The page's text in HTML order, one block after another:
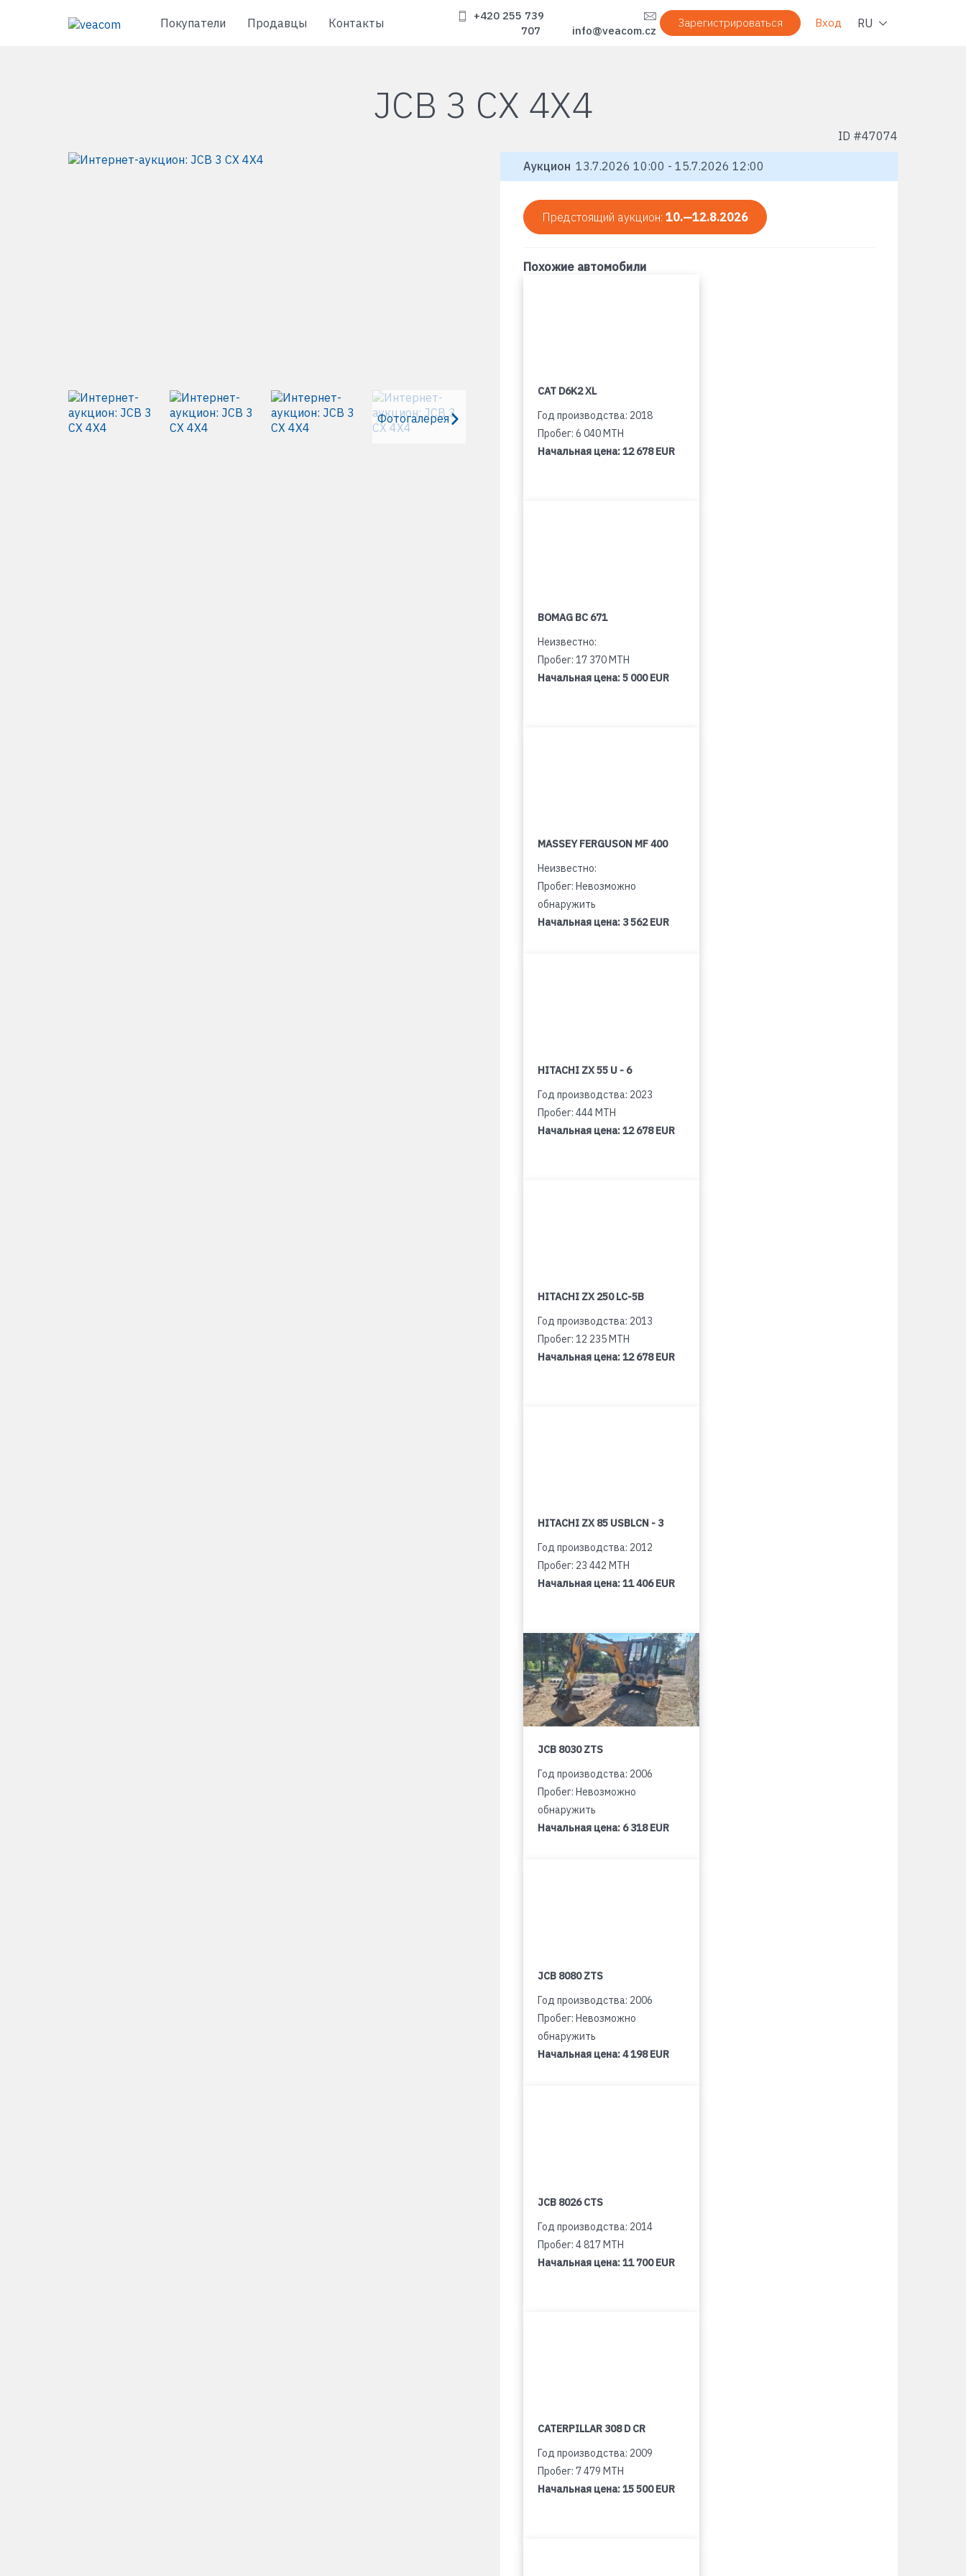
Покупатели Продавцы Контакты Зарегистрироваться Вход
+420 255 739
707
info@veacom.cz
RU
JCB 3 CX 4X4
ID #47074
Фотогалерея
Аукцион 13.7.2026 10:00 - 15.7.2026 12:00
Предстоящий аукцион: 10.—12.8.2026
Похожие автомобили
CAT D6K2 XL
Год производства: 2018
Пробег: 6 040 MTH
Начальная цена:12 678 EUR
BOMAG BC 671
Неизвестно:
Пробег: 17 370 MTH
Начальная цена:5 000 EUR
MASSEY FERGUSON MF 400
Неизвестно:
Пробег: Невозможно
обнаружить
Начальная цена: 3 562 EUR
HITACHI ZX 55 U - 6
Год производства: 2023
Пробег: 444 MTH
Начальная цена:12 678 EUR
HITACHI ZX 250 LC-5B
Год производства: 2013
Пробег: 12 235 MTH
Начальная цена:12 678 EUR
HITACHI ZX 85 USBLCN - 3
Год производства: 2012
Пробег: 23 442 MTH
Начальная цена:11 406 EUR
JCB 8030 ZTS
Год производства: 2006
Пробег: Невозможно
обнаружить
Начальная цена: 6 318 EUR
JCB 8080 ZTS
Год производства: 2006
Пробег: Невозможно
обнаружить
Начальная цена:4 198 EUR
JCB 8026 CTS
Год производства: 2014
Пробег: 4 817 MTH
Начальная цена:11 700 EUR
CATERPILLAR 308 D CR
Год производства: 2009
Пробег: 7 479 MTH
Начальная цена:15 500 EUR